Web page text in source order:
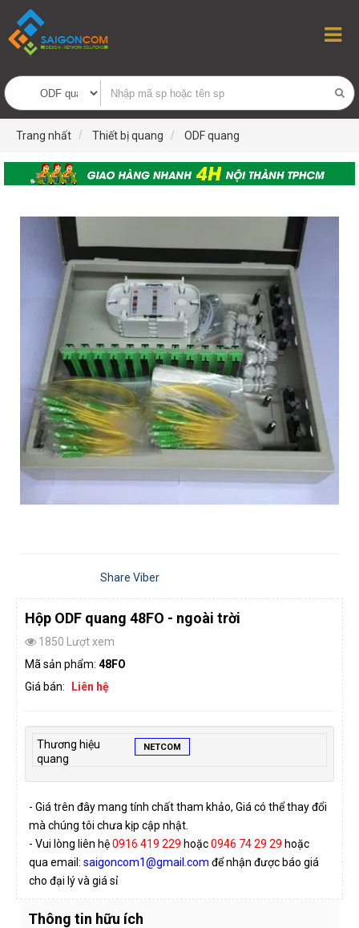
Trang nhất Thiết bị quang ODF quang
Share Viber
Hộp ODF quang 48FO - ngoài trời
1850 Lượt xem
Mã sản phẩm: 48FO
Giá bán:
Liên hệ
Thương hiệu
quang
NETCOM
- Giá trên đây mang tính chất tham khảo, Giá có thể thay đổi
mà chúng tôi chưa kịp cập nhật.
- Vui lòng liên hệ0916 419 229 hoặc0946 74 29 29 hoặc
qua email: saigoncom1@gmail.com để nhận được báo giá
cho đại lý và giá sỉ
Thông tin hữu ích